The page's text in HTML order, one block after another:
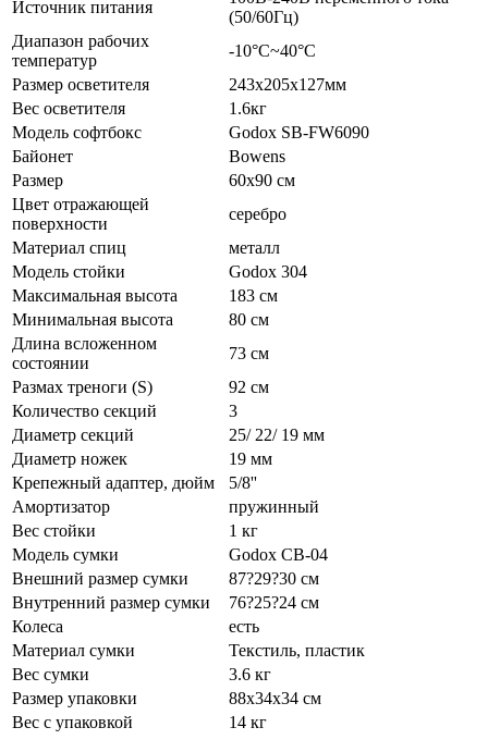
Источник питания
(50/60Гц)
Диапазон рабочих
температур
-10°C~40°C
Размер осветителя
243х205х127мм
Вес осветителя
1.6кг
Модель софтбокс
Godox SB-FW6090
Байонет
Bowens
Размер
60х90 см
Цвет отражающей
поверхности
серебро
Материал спиц
металл
Модель стойки
Godox 304
Максимальная высота
183 см
Минимальная высота
80 см
Длина всложенном
состоянии
73 см
Размах треноги (S)
92 см
Количество секций
3
Диаметр секций
25/ 22/ 19 мм
Диаметр ножек
19 мм
Крепежный адаптер, дюйм
5/8''
Амортизатор
пружинный
Вес стойки
1 кг
Модель сумки
Godox CB-04
Внешний размер сумки
87?29?30 см
Внутренний размер сумки
76?25?24 см
Колеса
есть
Материал сумки
Текстиль, пластик
Вес сумки
3.6 кг
Размер упаковки
88х34х34 см
Вес с упаковкой
14 кг